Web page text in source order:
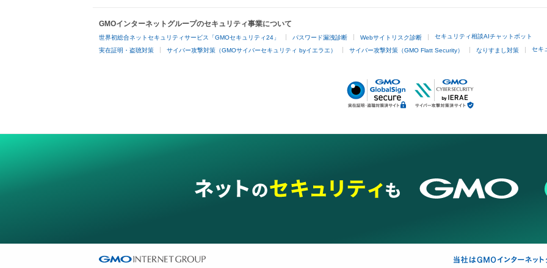
GMOインターネットグループのセキュリティ事業について
世界初総合ネットセキュリティサービス「GMOセキュリティ24」 パスワード漏洩診断 Webサイトリスク診断 セキュリティ相談AIチャットボット
実在証明・盗聴対策 サイバー攻撃対策（GMOサイバーセキュリティ byイエラエ） サイバー攻撃対策（GMO Flatt Security） なりすまし対策 セキ